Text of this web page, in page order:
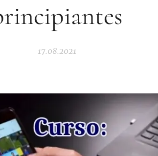
17.08.2021